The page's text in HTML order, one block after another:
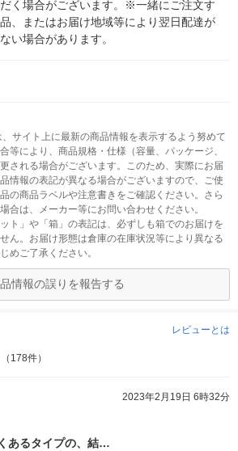
く場合がございます。※一緒にご注文す
、またはお届け地域等により翌日配達が
い場合があります。
サイト上に最新の商品情報を表示するよう努めて
等により、商品規格・仕様（容量、パッケージ、
される場合がございます。このため、実際にお届
情報の表記が異なる場合がございますので、ご使
の商品ラベルや注意書きをご確認ください。さら
合は、メーカー等にお問い合わせください。
ト」や「箱」の表記は、必ずしも箱でのお届けを
ん。お届け形態は倉庫の在庫状況等により異なる
めご了承ください。
情報の誤りを報告する
レビューとは
（178件）
2023年2月19日 6時32分
あるタイプの、結…